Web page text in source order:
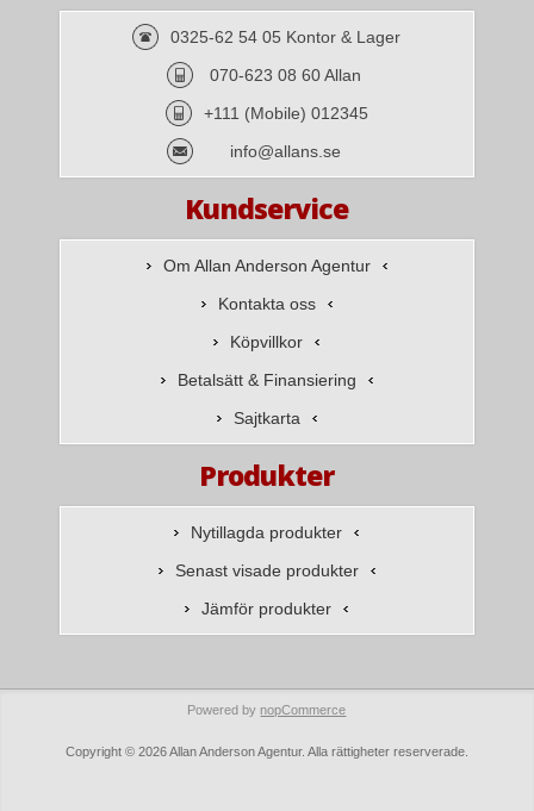
0325-62 54 05 Kontor & Lager
070-623 08 60 Allan
+111 (Mobile) 012345
info@allans.se
Kundservice
Om Allan Anderson Agentur
Kontakta oss
Köpvillkor
Betalsätt & Finansiering
Sajtkarta
Produkter
Nytillagda produkter
Senast visade produkter
Jämför produkter
Powered by nopCommerce
Copyright © 2026 Allan Anderson Agentur. Alla rättigheter reserverade.